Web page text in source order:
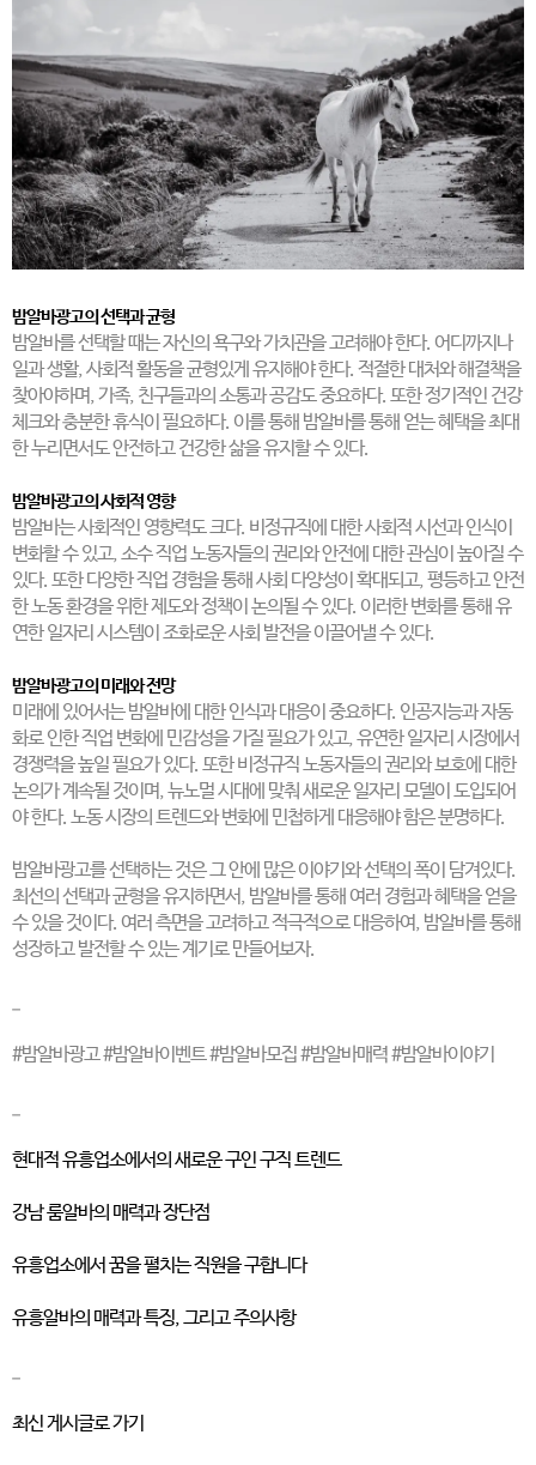
밤알바광고의 선택과 균형
밤알바를 선택할 때는 자신의 욕구와 가치관을 고려해야 한다. 어디까지나
일과 생활, 사회적 활동을 균형있게 유지해야 한다. 적절한 대처와 해결책을
찾아야하며, 가족, 친구들과의 소통과 공감도 중요하다. 또한 정기적인 건강
체크와 충분한 휴식이 필요하다. 이를 통해 밤알바를 통해 얻는 혜택을 최대
한 누리면서도 안전하고 건강한 삶을 유지할 수 있다.
밤알바광고의 사회적 영향
밤알바는 사회적인 영향력도 크다. 비정규직에 대한 사회적 시선과 인식이
변화할 수 있고, 소수 직업 노동자들의 권리와 안전에 대한 관심이 높아질 수
있다. 또한 다양한 직업 경험을 통해 사회 다양성이 확대되고, 평등하고 안전
한 노동 환경을 위한 제도와 정책이 논의될 수 있다. 이러한 변화를 통해 유
연한 일자리 시스템이 조화로운 사회 발전을 이끌어낼 수 있다.
밤알바광고의 미래와 전망
미래에 있어서는 밤알바에 대한 인식과 대응이 중요하다. 인공지능과 자동
화로 인한 직업 변화에 민감성을 가질 필요가 있고, 유연한 일자리 시장에서
경쟁력을 높일 필요가 있다. 또한 비정규직 노동자들의 권리와 보호에 대한
논의가 계속될 것이며, 뉴노멀 시대에 맞춰 새로운 일자리 모델이 도입되어
야 한다. 노동 시장의 트렌드와 변화에 민첩하게 대응해야 함은 분명하다.
밤알바광고를 선택하는 것은 그 안에 많은 이야기와 선택의 폭이 담겨있다.
최선의 선택과 균형을 유지하면서, 밤알바를 통해 여러 경험과 혜택을 얻을
수 있을 것이다. 여러 측면을 고려하고 적극적으로 대응하여, 밤알바를 통해
성장하고 발전할 수 있는 계기로 만들어보자.
#밤알바광고 #밤알바이벤트 #밤알바모집 #밤알바매력 #밤알바이야기
현대적 유흥업소에서의 새로운 구인 구직 트렌드
강남 룸알바의 매력과 장단점
유흥업소에서 꿈을 펼치는 직원을 구합니다
유흥알바의 매력과 특징, 그리고 주의사항
최신 게시글로 가기